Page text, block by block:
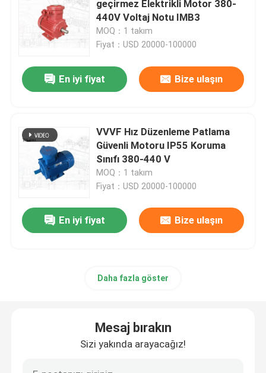
Alev geçirmez elektrikli motor
Yüksek Gerilim DC Motor
Sincap Kafes Motorları
geçirmez Elektrikli Motor 380-
440V Voltaj Notu IMB3
MOQ：1 takım
Fiyat：USD 20000-100000
En iyi fiyat Bize ulaşın
VVVF Hız Düzenleme Patlama
Güvenli Motoru IP55 Koruma
Sınıfı 380-440 V
MOQ：1 takım
Fiyat：USD 20000-100000
En iyi fiyat Bize ulaşın
Daha fazla göster
Mesaj bırakın
Sizi yakında arayacağız!